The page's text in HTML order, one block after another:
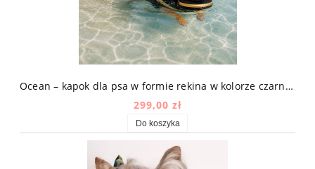
Ocean – kapok dla psa w formie rekina w kolorze czarno-złotym
299,00 zł
Do koszyka